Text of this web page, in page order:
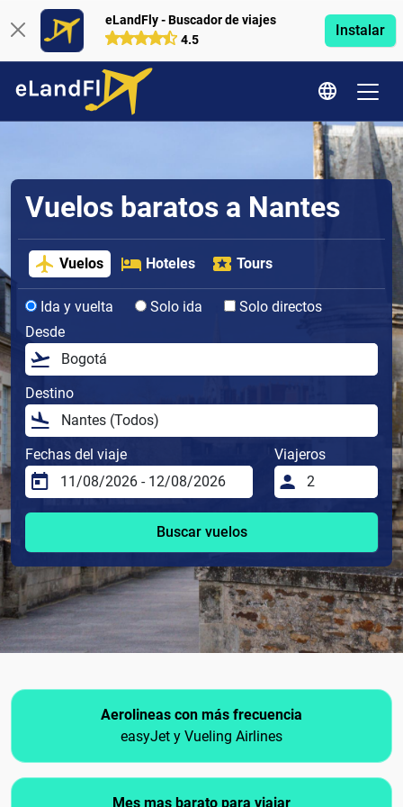
eLandFly - Buscador de viajes
4.5
Instalar
Vuelos baratos a Nantes
Vuelos Hoteles Tours
Ida y vuelta Solo ida
Solo directos
Desde
Destino
Fechas del viaje Viajeros
Buscar vuelos
Aerolineas con más frecuencia
easyJet y Vueling Airlines
Mes mas barato para viajar